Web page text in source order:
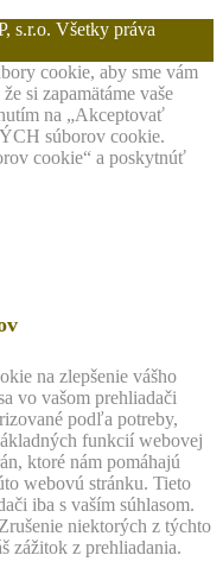
s.r.o. Všetky práva
cookie, aby sme vám
si zapamätáme vaše
na „Akceptovať
súborov cookie.
cookie“ a poskytnúť
na zlepšenie vášho
vo vašom prehliadači
podľa potreby,
funkcií webovej
ktoré nám pomáhajú
webovú stránku. Tieto
iba s vaším súhlasom.
niektorých z týchto
zážitok z prehliadania.